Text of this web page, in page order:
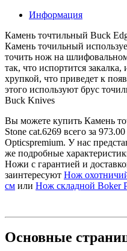
Информация
Камень точтильный Buck
Камень точильный
точить нож на
так, что испортится
хрупкой, что приведет к
этого используют брус
Buck Knives
Вы можете купить Камень
Stone cat.6269 всего за
Opticspremium. У нас
же подробные
Ножи с гарантией и
заинтересуют Нож
см или Нож складной Boker
Основные